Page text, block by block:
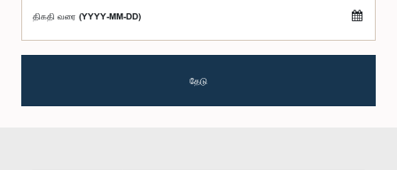
திகதி வரை (YYYY-MM-DD)
தேடு